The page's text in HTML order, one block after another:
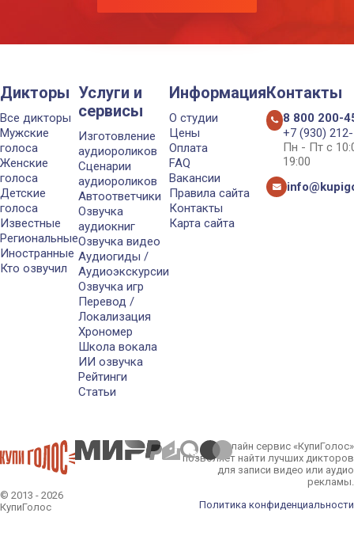
Дикторы
Все дикторы
Мужские
голоса
Женские
голоса
Детские
голоса
Известные
Региональные
Иностранные
Кто озвучил
Услуги и
сервисы
Изготовление
аудиороликов
Сценарии
аудиороликов
Автоответчики
Озвучка
аудиокниг
Озвучка видео
Аудиогиды /
Аудиоэкскурсии
Озвучка игр
Перевод /
Локализация
Хрономер
Школа вокала
ИИ озвучка
Рейтинги
Статьи
Информация
О студии
Цены
Оплата
FAQ
Вакансии
Правила сайта
Контакты
Карта сайта
Контакты
8 800 200-
+7 (930)
Пн - Пт с
19:00
© 2013 - 2026
КупиГолос
Онлайн сервис «КупиГолос»
позволяет найти лучших дикторов
для записи видео или аудио
рекламы.
Политика конфиденциальности